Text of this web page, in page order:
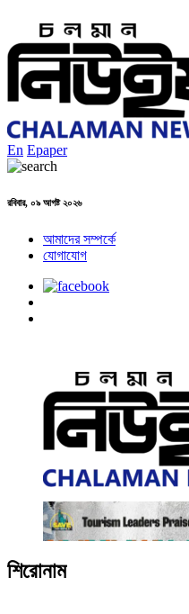
En Epaper
রবিবার, ০৯ আগষ্ট ২০২৬
আমাদের সম্পর্কে
যোগাযোগ
শিরোনাম